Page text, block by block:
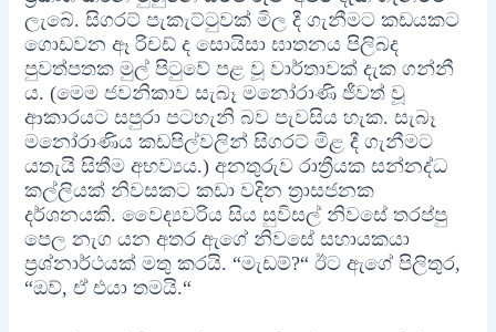
ලැබේ. සිගරට් පැකැට්ටුවක් මිල දී ගැනීමට කඩයකට
ගොඩවන ඈ රිචඩ් ද සොයිසා ඝාතනය පිලිබද
පුවත්පතක මුල් පිටුවේ පළ වූ වාර්තාවක් දැක ගන්නී
ය. (මෙම ජවනිකාව සැබෑ මනෝරාණි ජීවත් වූ
ආකාරයට සපුරා පටහැනි බව පැවසිය හැක. සැබෑ
මනෝරාණිය කඩපිල්වලින් සිගරට් මිළ දී ගැනීමට
යතැයි සිතීම අභව්‍යය.) අනතුරුව රාත්‍රීයක සන්නද්ධ
කල්ලියක් නිවසකට කඩා වදින ත්‍රාසජනක
දර්ශනයකි. වෛද්‍යවරිය සිය සුවිසල් නිවසේ තරප්පු
පෙල නැග යන අතර ඇගේ නිවසේ සහායකයා
ප්‍රශ්නාර්ථයක් මතු කරයි. “මැඩම්?“ ඊට ඇගේ පිලිතුර,
“ඔව්, ඒ එයා තමයි.“